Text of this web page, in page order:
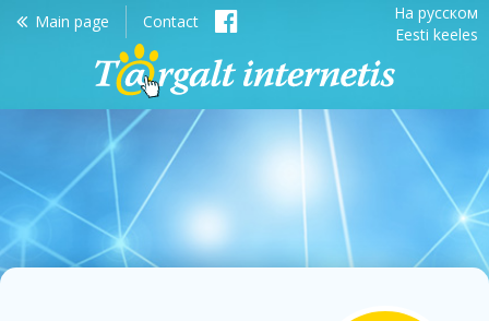
Main page Contact
На русском
Eesti keeles
Targalt
internetis